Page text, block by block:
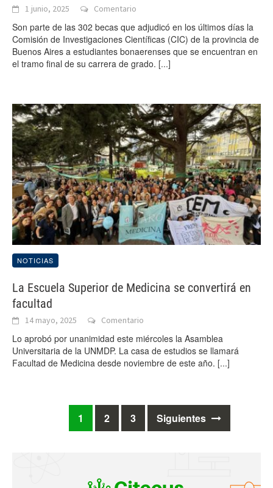
1 junio, 2025 Comentario
Son parte de las 302 becas que adjudicó en los últimos días la
Comisión de Investigaciones Científicas (CIC) de la provincia de
Buenos Aires a estudiantes bonaerenses que se encuentran en
el tramo final de su carrera de grado. [...]
NOTICIAS
La Escuela Superior de Medicina se convertirá en
facultad
14 mayo, 2025 Comentario
Lo aprobó por unanimidad este miércoles la Asamblea
Universitaria de la UNMDP. La casa de estudios se llamará
Facultad de Medicina desde noviembre de este año. [...]
1 2 3 Siguientes